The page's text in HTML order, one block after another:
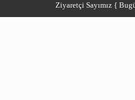
Ziyaretçi Sayımız {